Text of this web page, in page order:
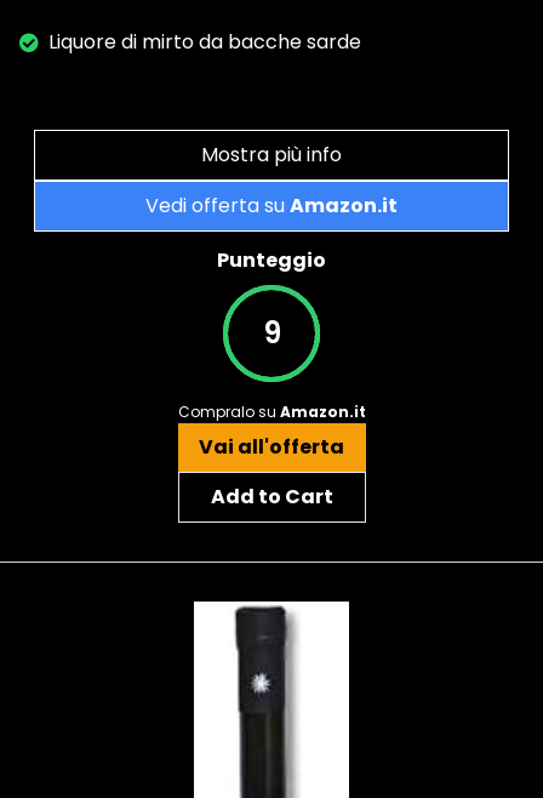
Liquore di mirto da bacche sarde
Mostra più info
Vedi offerta suAmazon.it
Punteggio
9
Compralo su Amazon.it
Vai all'offerta
Add to Cart